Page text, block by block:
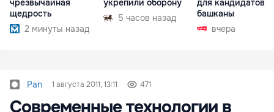
чрезвычайная
щедрость
2 минуты назад
укрепили оборону
5 часов назад
для кандидатов в
башканы
вчера
Pan 1 августа 2011, 13:11 471
Современные технологии в